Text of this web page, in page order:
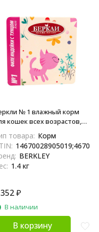
№ 1 влажный корм
кошек всех возрастов,
- 100 г х 14 шт
товара: Корм
BERKLEY
1.4 кг
₽
В наличии
В корзину